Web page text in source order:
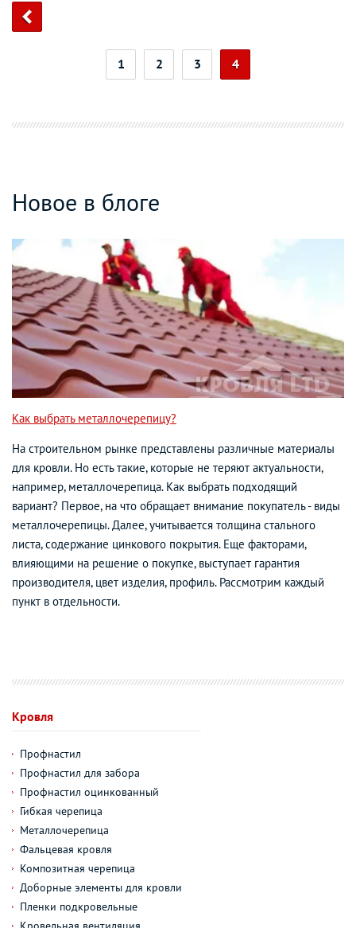
1 2 3 4
Новое в блоге
Как выбрать металлочерепицу?
На строительном рынке представлены различные материалы
для кровли. Но есть такие, которые не теряют актуальности,
например, металлочерепица. Как выбрать подходящий
вариант? Первое, на что обращает внимание покупатель - виды
металлочерепицы. Далее, учитывается толщина стального
листа, содержание цинкового покрытия. Еще факторами,
влияющими на решение о покупке, выступает гарантия
производителя, цвет изделия, профиль. Рассмотрим каждый
пункт в отдельности.
Кровля
Профнастил
Профнастил для забора
Профнастил оцинкованный
Гибкая черепица
Металлочерепица
Фальцевая кровля
Композитная черепица
Доборные элементы для кровли
Пленки подкровельные